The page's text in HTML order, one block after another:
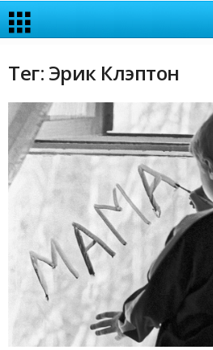
Тег: Эрик Клэптон